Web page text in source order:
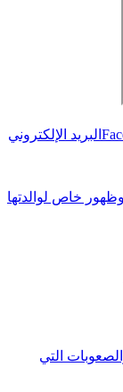
البريد الإلكتروني
خاص لوالدتها
التي